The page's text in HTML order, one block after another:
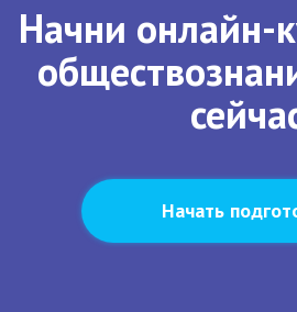
Начни онлайн-
Начать